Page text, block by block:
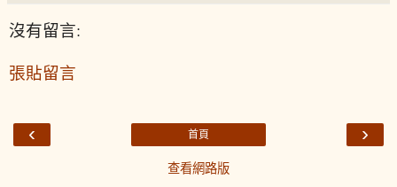
沒有留言:
張貼留言
‹ ›
首頁
查看網路版